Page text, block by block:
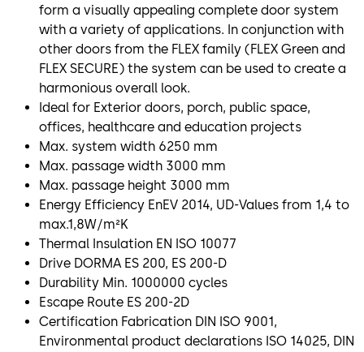
form a visually appealing complete door system
with a variety of applications. In conjunction with
other doors from the FLEX family (FLEX Green and
FLEX SECURE) the system can be used to create a
harmonious overall look.
Ideal for Exterior doors, porch, public space,
offices, healthcare and education projects
Max. system width 6250 mm
Max. passage width 3000 mm
Max. passage height 3000 mm
Energy Efficiency EnEV 2014, UD-Values from 1,4 to
max.1,8W/m²K
Thermal Insulation EN ISO 10077
Drive DORMA ES 200, ES 200-D
Durability Min. 1000000 cycles
Escape Route ES 200-2D
Certification Fabrication DIN ISO 9001,
Environmental product declarations ISO 14025, DIN